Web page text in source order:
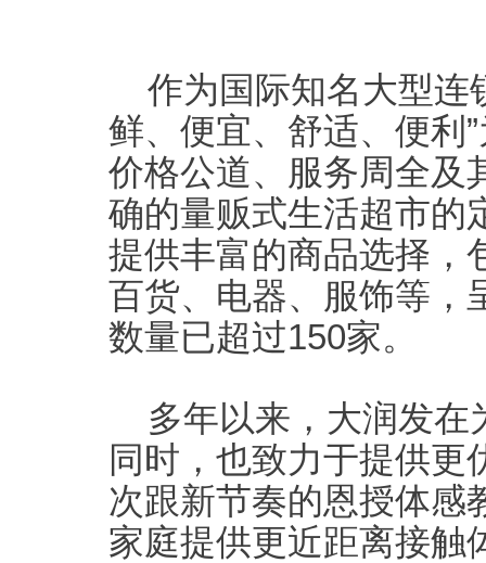
作为 国际知名大型连
鲜、便宜、舒适、便利
价格公道、服务周全及
确的量贩式生活超市的
提供丰富的商品选择，
百货、电器、服饰等，
数量已超过150家。
多年以来，大润发
同时，也致力于提供更
次跟新节奏的恩授体感
家庭提供更近距离接触